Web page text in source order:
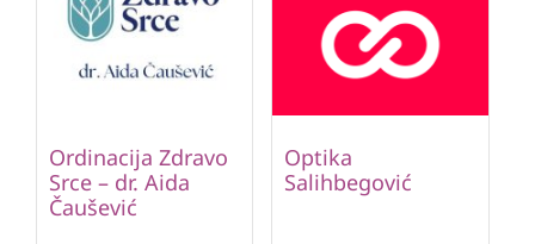
Ordinacija Zdravo
Srce – dr. Aida
Čaušević
Optika
Salihbegović